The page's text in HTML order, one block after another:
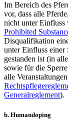
Im Bereich des
vor, dass alle
nicht unter Einfluss
Prohibited
Disqualifikation
unter Einfluss einer
gestanden ist (in
sowie für die
alle
Generalreglement).
b. Humandoping